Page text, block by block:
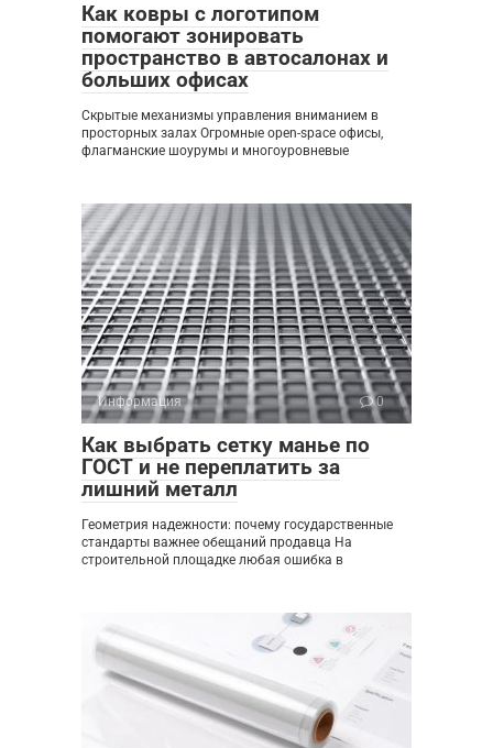
Как ковры с логотипом
помогают зонировать
пространство в автосалонах и
больших офисах
Скрытые механизмы управления вниманием в
просторных залах Огромные open-space офисы,
флагманские шоурумы и многоуровневые
Информация 0
Как выбрать сетку манье по
ГОСТ и не переплатить за
лишний металл
Геометрия надежности: почему государственные
стандарты важнее обещаний продавца На
строительной площадке любая ошибка в